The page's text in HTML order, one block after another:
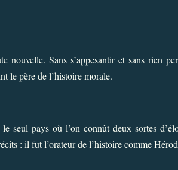
Sans s’appesantir et sans rien
le père de l’histoire morale.
seul pays où l’on connût deux sortes
: il fut l’orateur de l’histoire comme